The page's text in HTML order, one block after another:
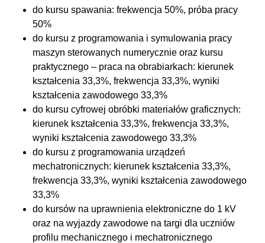
do kursu spawania: frekwencja 50%, próba pracy
50%
do kursu z programowania i symulowania pracy
maszyn sterowanych numerycznie oraz kursu
praktycznego – praca na obrabiarkach: kierunek
kształcenia 33,3%, frekwencja 33,3%, wyniki
kształcenia zawodowego 33,3%
do kursu cyfrowej obróbki materiałów graficznych:
kierunek kształcenia 33,3%, frekwencja 33,3%,
wyniki kształcenia zawodowego 33,3%
do kursu z programowania urządzeń
mechatronicznych: kierunek kształcenia 33,3%,
frekwencja 33,3%, wyniki kształcenia zawodowego
33,3%
do kursów na uprawnienia elektroniczne do 1 kV
oraz na wyjazdy zawodowe na targi dla uczniów
profilu mechanicznego i mechatronicznego